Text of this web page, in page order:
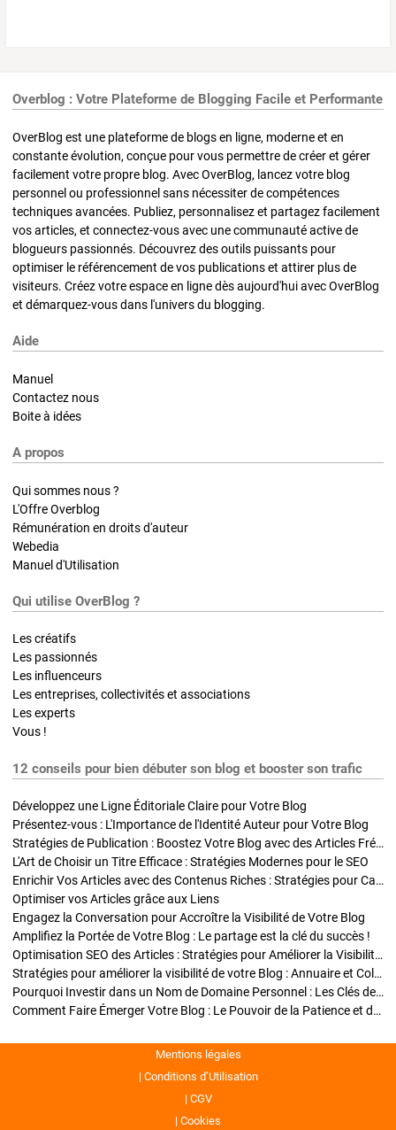
Overblog : Votre Plateforme de Blogging Facile et Performante
OverBlog est une plateforme de blogs en ligne, moderne et en
constante évolution, conçue pour vous permettre de créer et gérer
facilement votre propre blog. Avec OverBlog, lancez votre blog
personnel ou professionnel sans nécessiter de compétences
techniques avancées. Publiez, personnalisez et partagez facilement
vos articles, et connectez-vous avec une communauté active de
blogueurs passionnés. Découvrez des outils puissants pour
optimiser le référencement de vos publications et attirer plus de
visiteurs. Créez votre espace en ligne dès aujourd'hui avec OverBlog
et démarquez-vous dans l'univers du blogging.
Aide
Manuel
Contactez nous
Boite à idées
A propos
Qui sommes nous ?
L'Offre Overblog
Rémunération en droits d'auteur
Webedia
Manuel d'Utilisation
Qui utilise OverBlog ?
Les créatifs
Les passionnés
Les influenceurs
Les entreprises, collectivités et associations
Les experts
Vous !
12 conseils pour bien débuter son blog et booster son trafic
Développez une Ligne Éditoriale Claire pour Votre Blog
Présentez-vous : L'Importance de l'Identité Auteur pour Votre Blog
Stratégies de Publication : Boostez Votre Blog avec des Articles Fréquents et Exclusifs
L'Art de Choisir un Titre Efficace : Stratégies Modernes pour le SEO
Enrichir Vos Articles avec des Contenus Riches : Stratégies pour Captiver et Optimiser
Optimiser vos Articles grâce aux Liens
Engagez la Conversation pour Accroître la Visibilité de Votre Blog
Amplifiez la Portée de Votre Blog : Le partage est la clé du succès !
Optimisation SEO des Articles : Stratégies pour Améliorer la Visibilité de Votre Blog
Stratégies pour améliorer la visibilité de votre Blog : Annuaire et Collaborations
Pourquoi Investir dans un Nom de Domaine Personnel : Les Clés de la Réussite de Votre Blog
Comment Faire Émerger Votre Blog : Le Pouvoir de la Patience et de la Persévérance
Mentions légales
Conditions d’Utilisation
CGV
Cookies